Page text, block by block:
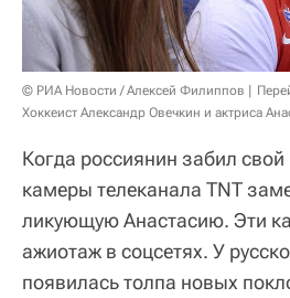
© РИА Новости / Алексей Филиппов
Хоккеист Александр Овечкин и актриса
Когда россиянин забил
камеры телеканала TNT
ликующую Анастасию. Эти
ажиотаж в соцсетях. У
появилась толпа новых